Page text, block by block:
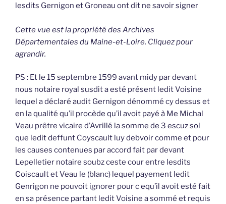
lesdits Gernigon et Groneau ont dit ne savoir signer
Cette vue est la propriété des Archives
Départementales du Maine-et-Loire. Cliquez pour
agrandir.
PS : Et le 15 septembre 1599 avant midy par devant
nous notaire royal susdit a esté présent ledit Voisine
lequel a déclaré audit Gernigon dénommé cy dessus et
en la qualité qu’il procède qu’il avoit payé à Me Michal
Veau prêtre vicaire d’Avrillé la somme de 3 escuz sol
que ledit deffunt Coyscault luy debvoir comme et pour
les causes contenues par accord fait par devant
Lepelletier notaire soubz ceste cour entre lesdits
Coiscault et Veau le (blanc) lequel payement ledit
Genrigon ne pouvoit ignorer pour c equ’il avoit esté fait
en sa présence partant ledit Voisine a sommé et requis